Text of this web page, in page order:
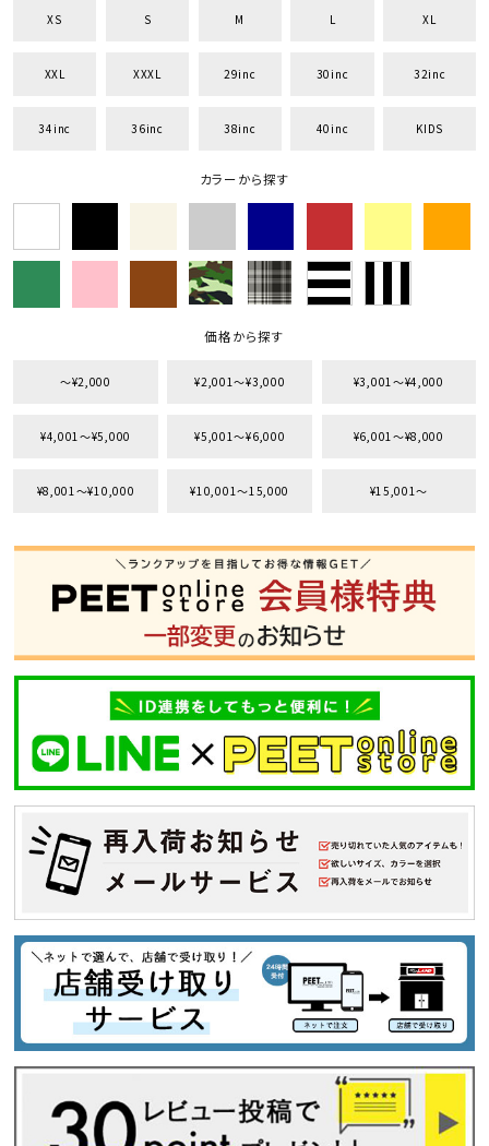
キーワードから探す
円 ～
並び順
カテゴリ
29inc
30inc
32inc
34inc
36inc
38inc
40inc
KIDS
tune
XS S M L XL
XXL XXXL 29inc 30inc 32inc
34inc 36inc 38inc 40inc KIDS
カラーから探す
価格から探す
〜¥2,000 ¥2,001〜¥3,000 ¥3,001〜¥4,000
¥4,001〜¥5,000 ¥5,001〜¥6,000 ¥6,001〜¥8,000
¥8,001〜¥10,000 ¥10,001〜15,000 ¥15,001〜